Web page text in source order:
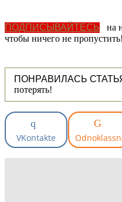
ПОДПИСЫВАЙТЕСЬ на
чтобы ничего не пропустить!
ПОНРАВИЛАСЬ
потерять!
VKontakte